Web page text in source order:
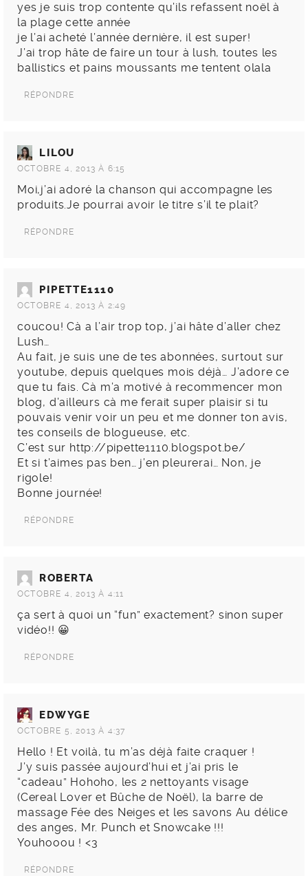
yes je suis trop contente qu’ils refassent noël à
la plage cette année
je l’ai acheté l’année dernière, il est super!
J’ai trop hâte de faire un tour à lush, toutes les
ballistics et pains moussants me tentent olala
RÉPONDRE
LILOU
OCTOBRE 4, 2013 À 6:15
Moi,j’ai adoré la chanson qui accompagne les
produits.Je pourrai avoir le titre s’il te plait?
RÉPONDRE
PIPETTE1110
OCTOBRE 4, 2013 À 2:49
coucou! Cà a l’air trop top, j’ai hâte d’aller chez
Lush…
Au fait, je suis une de tes abonnées, surtout sur
youtube, depuis quelques mois déjà… J’adore ce
que tu fais. Cà m’a motivé à recommencer mon
blog, d’ailleurs cà me ferait super plaisir si tu
pouvais venir voir un peu et me donner ton avis,
tes conseils de blogueuse, etc.
C’est sur http://pipette1110.blogspot.be/
Et si t’aimes pas ben… j’en pleurerai… Non, je
rigole!
Bonne journée!
RÉPONDRE
ROBERTA
OCTOBRE 4, 2013 À 4:11
ça sert à quoi un “fun” exactement? sinon super
vidéo!! 😀
RÉPONDRE
EDWYGE
OCTOBRE 5, 2013 À 4:37
Hello ! Et voilà, tu m’as déjà faite craquer !
J’y suis passée aujourd’hui et j’ai pris le
“cadeau” Hohoho, les 2 nettoyants visage
(Cereal Lover et Bûche de Noël), la barre de
massage Fée des Neiges et les savons Au délice
des anges, Mr. Punch et Snowcake !!!
Youhooou ! <3
RÉPONDRE